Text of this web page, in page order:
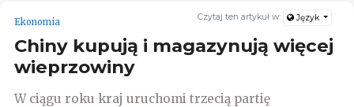
Czytaj ten artykuł w: Język
Ekonomia
Chiny kupują i magazynują więcej
wieprzowiny
W ciągu roku kraj uruchomi trzecią partię